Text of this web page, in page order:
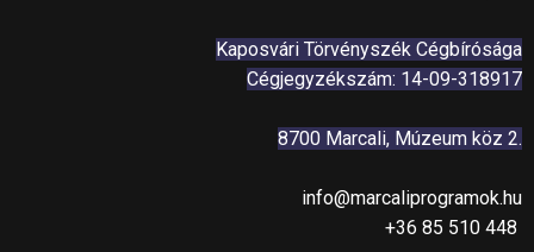
Kaposvári Törvényszék Cégbírósága
Cégjegyzékszám: 14-09-318917
8700 Marcali, Múzeum köz 2.
info@marcaliprogramok.hu
+36 85 510 448